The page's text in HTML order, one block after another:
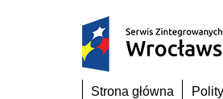
Strona główna